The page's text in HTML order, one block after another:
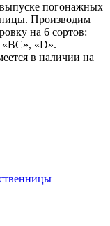
погонажных
Производим
на 6 сортов:
«D».
в наличии на